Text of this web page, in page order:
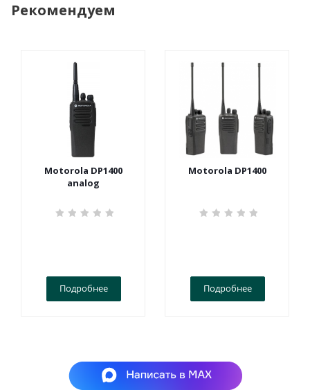
Рекомендуем
Motorola DP1400
analog
Подробнее
Motorola DP1400
Подробнее